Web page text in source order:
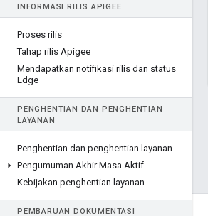
INFORMASI RILIS APIGEE
Proses rilis
Tahap rilis Apigee
Mendapatkan notifikasi rilis dan status
Edge
PENGHENTIAN DAN PENGHENTIAN
LAYANAN
Penghentian dan penghentian layanan
Pengumuman Akhir Masa Aktif
Kebijakan penghentian layanan
PEMBARUAN DOKUMENTASI